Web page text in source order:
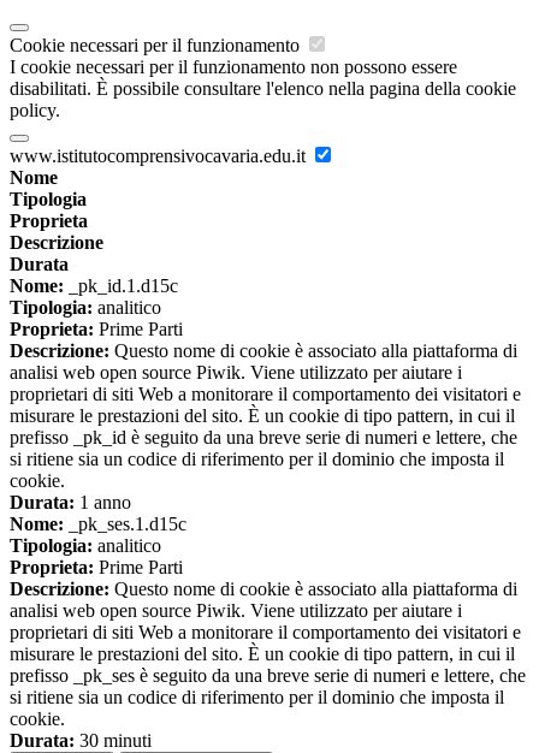
Cookie necessari per il funzionamento
I cookie necessari per il funzionamento non possono essere
disabilitati. È possibile consultare l'elenco nella pagina della cookie
policy.
www.istitutocomprensivocavaria.edu.it
Nome
Tipologia
Proprieta
Descrizione
Durata
Nome: _pk_id.1.d15c
Tipologia: analitico
Proprieta: Prime Parti
Descrizione: Questo nome di cookie è associato alla piattaforma di
analisi web open source Piwik. Viene utilizzato per aiutare i
proprietari di siti Web a monitorare il comportamento dei visitatori e
misurare le prestazioni del sito. È un cookie di tipo pattern, in cui il
prefisso _pk_id è seguito da una breve serie di numeri e lettere, che
si ritiene sia un codice di riferimento per il dominio che imposta il
cookie.
Durata: 1 anno
Nome: _pk_ses.1.d15c
Tipologia: analitico
Proprieta: Prime Parti
Descrizione: Questo nome di cookie è associato alla piattaforma di
analisi web open source Piwik. Viene utilizzato per aiutare i
proprietari di siti Web a monitorare il comportamento dei visitatori e
misurare le prestazioni del sito. È un cookie di tipo pattern, in cui il
prefisso _pk_ses è seguito da una breve serie di numeri e lettere, che
si ritiene sia un codice di riferimento per il dominio che imposta il
cookie.
Durata: 30 minuti